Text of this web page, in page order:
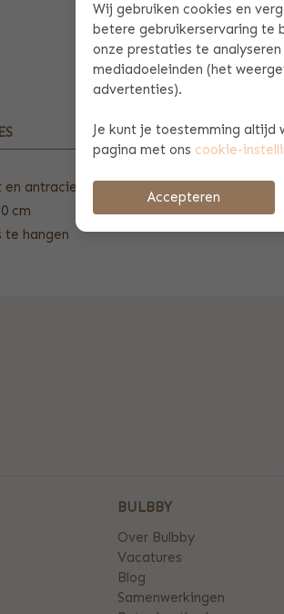
Offerte mogelijk aan
BETAAL &
antraciet: 50x29 cm
cm
te hangen
BULBBY
Over Bulbby
Vacatures
Blog
Samenwerkingen
Wij gebruiken cookies en
betere gebruikerservaring te
onze prestaties te
mediadoeleinden (het
advertenties).
Je kunt je toestemming altijd
pagina met ons cookie-
Accepteren